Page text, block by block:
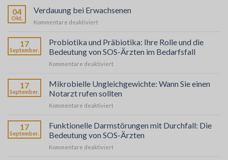
04
Okt.
Verdauung bei Erwachsenen
Kommentare deaktiviertfür
Digestion
l’Adulte
17
September.
Probiotika und Präbiotika: Ihre Rolle und die
Bedeutung von SOS-Ärzten im Bedarfsfall
Kommentare deaktiviertfür
et
Prébiotiques
:
Leur
et
l’Importance
SOS
17
September.
Mikrobielle Ungleichgewichte: Wann Sie einen
Notarzt rufen sollten
Kommentare deaktiviertfür
Microbiens
Quand
Faire
17
September.
Funktionelle Darmstörungen mit Durchfall: Die
Bedeutung von SOS-Ärzten
Kommentare deaktiviertfür